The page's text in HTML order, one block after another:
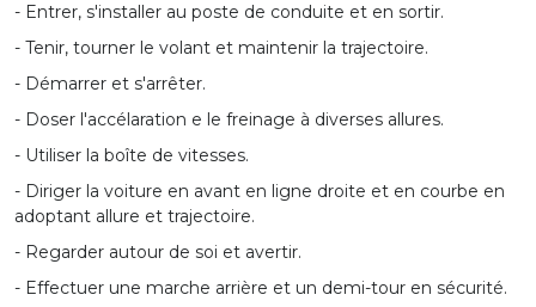
- Entrer, s'installer au poste de conduite et en sortir.
- Tenir, tourner le volant et maintenir la trajectoire.
- Démarrer et s'arrêter.
- Doser l'accélaration e le freinage à diverses allures.
- Utiliser la boîte de vitesses.
- Diriger la voiture en avant en ligne droite et en courbe en
adoptant allure et trajectoire.
- Regarder autour de soi et avertir.
- Effectuer une marche arrière et un demi-tour en sécurité.